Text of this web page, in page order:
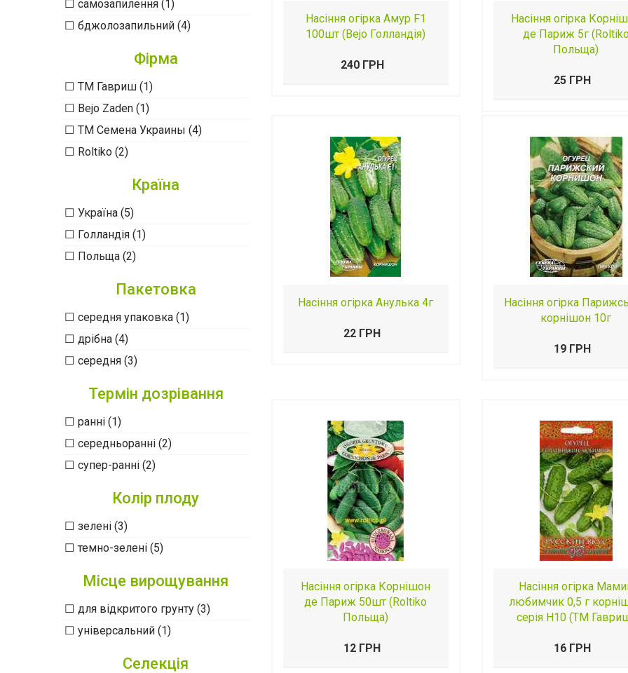
самозапилення (1)
бджолозапильний (4)
Фірма
ТМ Гавриш (1)
Bejo Zaden (1)
ТМ Семена Украины (4)
Roltiko (2)
Країна
Україна (5)
Голландія (1)
Польща (2)
Пакетовка
середня упаковка (1)
дрібна (4)
середня (3)
Термін дозрівання
ранні (1)
середньоранні (2)
супер-ранні (2)
Колір плоду
зелені (3)
темно-зелені (5)
Місце вирощування
для відкритого грунту (3)
універсальний (1)
Селекція
Насіння огірка Амур F1
100шт (Bejo Голландія)
240 ГРН
Насіння огірка
де Париж 5г
Польща)
25 ГРН
Насіння огірка Анулька 4г
22 ГРН
Насіння огірка
корнішон 10г
19 ГРН
Насіння огірка Корнішон
де Париж 50шт (Roltiko
Польща)
12 ГРН
Насіння огірка
любимчик 0,5 г
серія Н10 (ТМ
16 ГРН